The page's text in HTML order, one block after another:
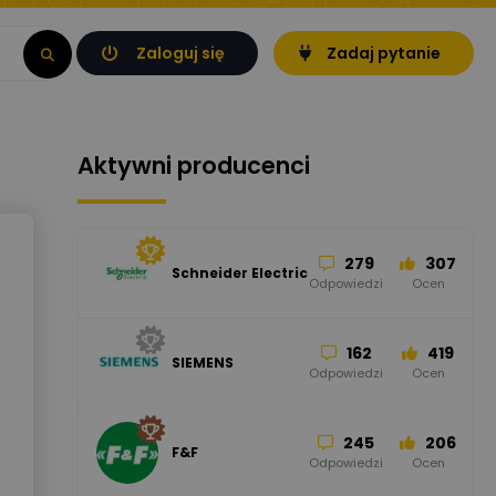
Zaloguj się Zadaj pytanie
Aktywni producenci
Schneider Electric 279
Odpowiedzi
307
Ocen
SIEMENS 162
Odpowiedzi
419
Ocen
F&F 245
Odpowiedzi
206
Ocen